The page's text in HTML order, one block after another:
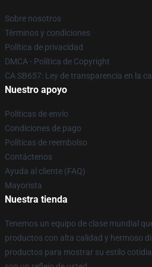
Sobre nosotros
Términos y condiciones
Política de privacidad
DMCA - Política de Copyright
CA SB657: Ley de transparencia en la
Nuestro apoyo
Políticas de envío
Condiciones de pago
Políticas de reembolso
Contáctenos
Ayuda al cliente (FAQ)
Mayorista
Nuestra tienda
Tenemos un equipo de clase mundial
productos con alta calidad y hermoso
productos para mostrar su estilo